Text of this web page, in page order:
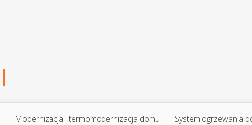
Modernizacja i termomodernizacja domu System ogrzewania